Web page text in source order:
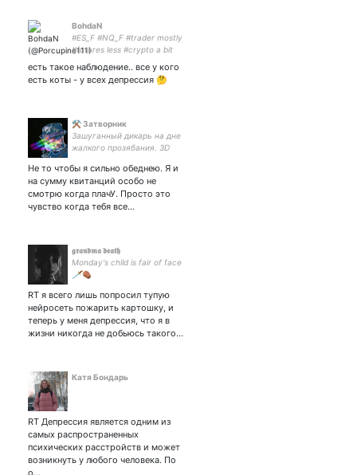
BohdaN
#ES_F #NQ_F #trader mostly
#futures less #crypto a bit
automated systems #DJ
#cyclist
есть такое наблюдение.. все у кого
есть коты - у всех депрессия 🤔
⚒ Затворник
Зашуганный дикарь на дне
жалкого прозябания. 3D
мечтах. Я в дикой пустыне,
где на миллионы световых
лет вокруг нет ни единой
живой души.
Не то чтобы я сильно обеднею. Я и
на сумму квитанций особо не
смотрю когда плачУ. Просто это
чувство когда тебя все…
𝖌𝖗𝖆𝖓𝖉𝖒𝖆 𝖉𝖊𝖆𝖙𝖍
Monday's child is fair of face
🗡️⚰️
RT я всего лишь попросил тупую
нейросеть пожарить картошку, и
теперь у меня депрессия, что я в
жизни никогда не добьюсь такого…
Катя Бондарь
RT Депрессия является одним из
самых распространенных
психических расстройств и может
возникнуть у любого человека. По
о…